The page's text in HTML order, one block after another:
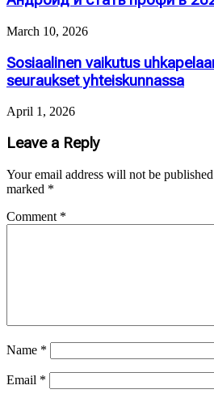
March 10, 2026
Sosiaalinen vaikutus
seuraukset yhteiskunnassa
April 1, 2026
Leave a Reply
Your email address will not be
marked *
Comment *
Name *
Email *